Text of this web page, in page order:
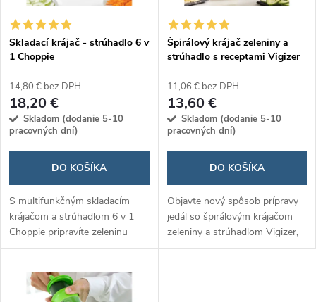
i
e
p
r
o
d
u
s
p
r
o
d
u
k
Skladací krájač - strúhadlo 6 v
1 Choppie
14,80 € bez DPH
18,20 €
Skladom (dodanie 5-10
pracovných dní)
DO KOŠÍKA
S multifunkčným skladacím
krájačom a strúhadlom 6 v 1
Choppie pripravíte zeleninu
rýchlo a jednoducho. Jeho
vďaka odnímateľným
nadstavcom ponúka...
Špirálový krájač zeleniny a
strúhadlo s receptami Vigizer
11,06 € bez DPH
13,60 €
Skladom (dodanie 5-10
pracovných dní)
DO KOŠÍKA
Objavte nový spôsob prípravy
jedál so špirálovým krájačom
zeleniny a strúhadlom Vigizer,
ktorý vám umožní jednoducho